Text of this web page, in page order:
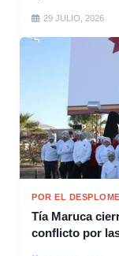
29 JULIO, 2026
POR EL
Tía Maruca
conflicto por